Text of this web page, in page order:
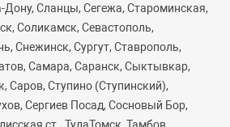
Дону, Сланцы, Сегежа, Староминская,
Соликамск, Севастополь,
Снежинск, Сургут, Ставрополь,
Самара, Саранск, Сыктывкар,
Саров, Ступино (Ступинский),
Сергиев Посад, Сосновый Бор,